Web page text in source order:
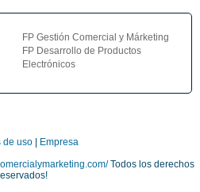
FP Gestión Comercial y Márketing
FP Desarrollo de Productos
Electrónicos
de uso|
Empresa
Todos los derechos